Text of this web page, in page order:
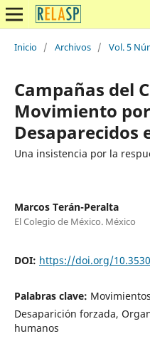
Inicio / Archivos / Vol. 5
Campañas del
Movimiento
Desaparecidos
Una insistencia por la
Marcos Terán-Peralta
El Colegio de México. México
DOI: https://doi.org/
Palabras clave:
Desaparición forzada,
humanos